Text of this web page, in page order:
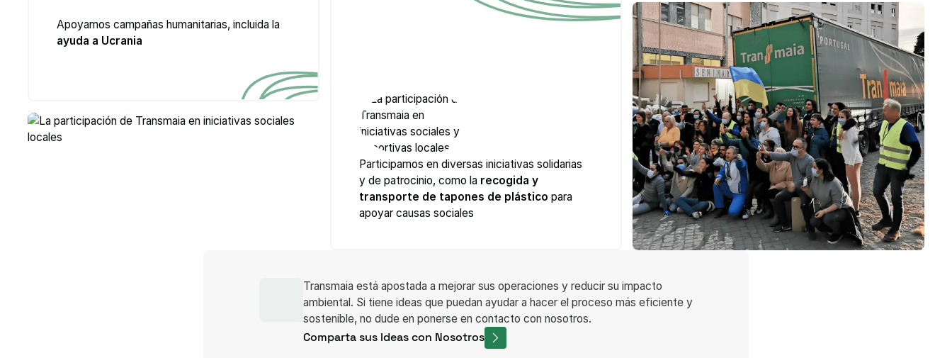
Apoyamos campañas humanitarias, incluida la
ayuda a Ucrania
Participamos en diversas iniciativas solidarias
y de patrocinio, como la recogida y
transporte de tapones de plástico para
apoyar causas sociales
Transmaia está apostada a mejorar sus operaciones y reducir su impacto
ambiental. Si tiene ideas que puedan ayudar a hacer el proceso más eficiente y
sostenible, no dude en ponerse en contacto con nosotros.
Comparta sus Ideas con Nosotros